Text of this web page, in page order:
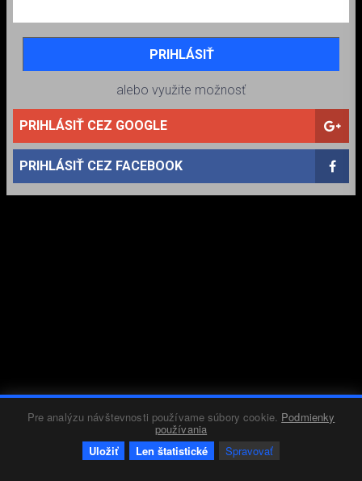
Pre analýzu návštevnosti používame súbory cookie. Podmienky
používania
Uložiť
Len štatistické Spravovať
alebo využite možnosť
PRIHLÁSIŤ CEZ GOOGLE
PRIHLÁSIŤ CEZ FACEBOOK